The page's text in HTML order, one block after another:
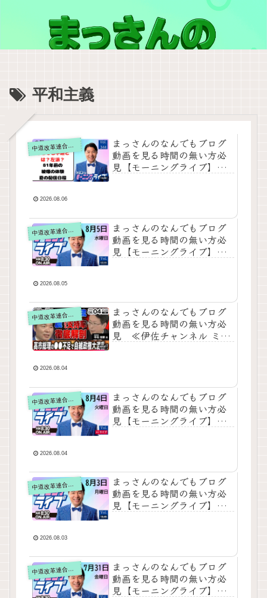
平和主義
中道改革連合の動画をテキスト要約
まっさんのなんでもブログ
動画を見る時間の無い方必
見【モーニングライブ】
新聞情報【 15分解説 / 政治
ニュース / 生配信 / 中道動
画 】をテキスト要約
2026.08.06
中道改革連合の動画をテキスト要約
まっさんのなんでもブログ
動画を見る時間の無い方必
見【モーニングライブ】
新聞情報【 15分解説 / 政治
ニュース / 生配信 / 中道動
画 】をテキスト要約
2026.08.05
中道改革連合の動画をテキスト要約
まっさんのなんでもブログ
動画を見る時間の無い方必
見 ≪伊佐チャンネル ミラ
も激震か?揺れる支持率を徹
底解剖｜対談生配信 中北浩
爾×伊佐進一≫をテキスト要
約
2026.08.04
中道改革連合の動画をテキスト要約
まっさんのなんでもブログ
動画を見る時間の無い方必
見【モーニングライブ】
新聞情報【 15分解説 / 政治
ニュース / 生配信 / 中道動
画 】をテキスト要約
2026.08.04
中道改革連合の動画をテキスト要約
まっさんのなんでもブログ
動画を見る時間の無い方必
見【モーニングライブ】
新聞情報【 15分解説 / 政治
ニュース / 生配信 / 中道動
画 】をテキスト要約
2026.08.03
中道改革連合の動画をテキスト要約
まっさんのなんでもブログ
動画を見る時間の無い方必
見【モーニングライブ】